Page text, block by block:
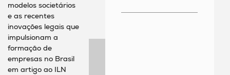
modelos societários
e as recentes
inovações legais que
impulsionam a
formação de
empresas no Brasil
em artigo ao ILN